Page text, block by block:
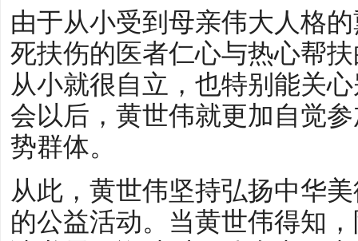
由于从小受到母亲伟大人格
死扶伤的医者仁心与热心帮
从小就很自立，也特别能关
会以后，黄世伟就更加自觉
势群体。
从此，黄世伟坚持弘扬中华
的公益活动。当黄世伟得知